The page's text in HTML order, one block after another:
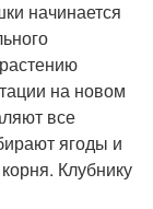
начинается
на новом
все
ягоды и
Клубнику